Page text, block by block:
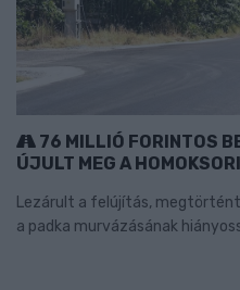
76 MILLIÓ FORINTOS
ÚJULT MEG A
Lezárult a felújítás,
a padka murvázásának